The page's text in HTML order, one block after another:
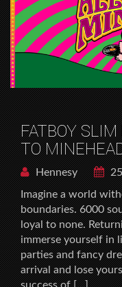
FATBOY
TO
Hennesy
Imagine a world
boundaries. 6000
loyal to none.
immerse yourself in
parties and fancy
arrival and lose
success of […]